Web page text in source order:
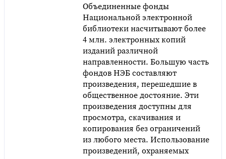
Объединенные фонды
Национальной электронной
библиотеки насчитывают более
4 млн. электронных копий
изданий различной
направленности. Большую часть
фондов НЭБ составляют
произведения, перешедшие в
общественное достояние. Эти
произведения доступны для
просмотра, скачивания и
копирования без ограничений
из любого места. Использование
произведений, охраняемых